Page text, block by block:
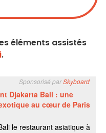
éléments assistés
.